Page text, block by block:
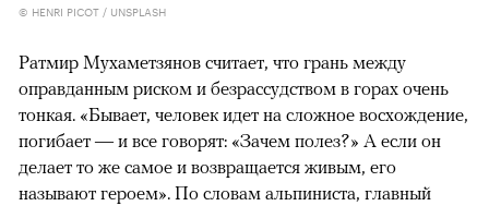
© HENRI PICOT / UNSPLASH
Ратмир Мухаметзянов считает, что грань между
оправданным риском и безрассудством в горах очень
тонкая. «Бывает, человек идет на сложное восхождение,
погибает — и все говорят: «Зачем полез?» А если он
делает то же самое и возвращается живым, его
называют героем». По словам альпиниста, главный